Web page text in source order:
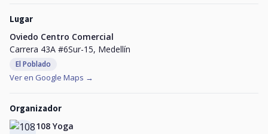
Lugar
Oviedo Centro Comercial
Carrera 43A #6Sur-15, Medellín
El Poblado
Ver en Google Maps →
Organizador
108 Yoga